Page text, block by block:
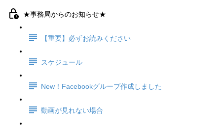
★事務局からのお知らせ★
【重要】必ずお読みください
スケジュール
New！Facebookグループ作成しました
動画が見れない場合